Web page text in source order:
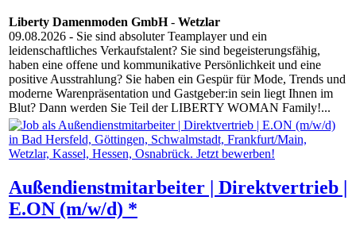
Liberty Damenmoden GmbH- Wetzlar
09.08.2026 - Sie sind absoluter Teamplayer und ein
leidenschaftliches Verkaufstalent? Sie sind begeisterungsfähig,
haben eine offene und kommunikative Persönlichkeit und eine
positive Ausstrahlung? Sie haben ein Gespür für Mode, Trends und
moderne Warenpräsentation und Gastgeber:in sein liegt Ihnen im
Blut? Dann werden Sie Teil der LIBERTY WOMAN Family!...
Außendienstmitarbeiter | Direktvertrieb |
E.ON (m/w/d) *